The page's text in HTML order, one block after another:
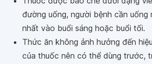
đường uống, người bệnh cần uống
nhất vào buổi sáng hoặc buổi tối.
Thức ăn không ảnh hưởng đến
của thuốc nên có thể dùng trước,